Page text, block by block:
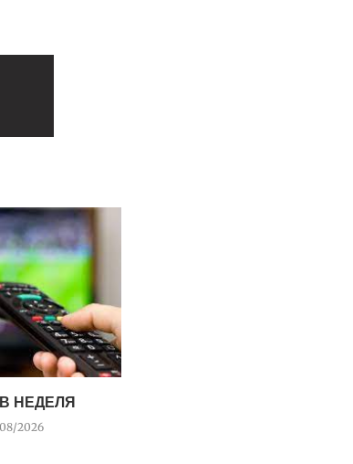
НЕДЕЛЯ
2026